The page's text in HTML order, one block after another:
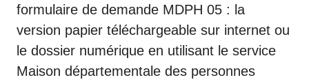
formulaire de demande MDPH 05 : la
version papier téléchargeable sur internet ou
le dossier numérique en utilisant le service
Maison départementale des personnes